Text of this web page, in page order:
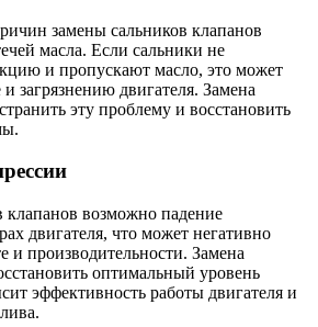
замены сальников клапанов
масла. Если сальники не
и пропускают масло, это может
загрязнению двигателя. Замена
эту проблему и восстановить
клапанов возможно падение
двигателя, что может негативно
и производительности. Замена
оптимальный уровень
эффективность работы двигателя и